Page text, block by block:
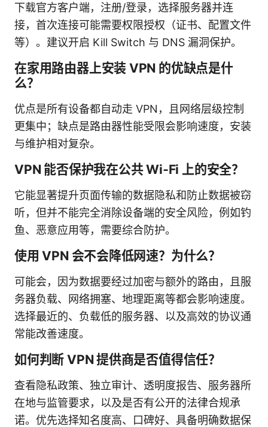
下载官方客户端，注册/登录，选择服务器并连
接，首次连接可能需要权限授权（证书、配置文件
等）。建议开启 Kill Switch 与 DNS 漏洞保护。
在家用路由器上安装 VPN 的优缺点是什
么？
优点是所有设备都自动走 VPN，且网络层级控制
更集中；缺点是路由器性能受限会影响速度，安装
与维护相对复杂。
VPN 能否保护我在公共 Wi‑Fi 上的安全？
它能显著提升页面传输的数据隐私和防止数据被窃
听，但并不能完全消除设备端的安全风险，例如钓
鱼、恶意应用等，需要综合防护。
使用 VPN 会不会降低网速？为什么？
可能会，因为数据要经过加密与额外的路由，且服
务器负载、网络拥塞、地理距离等都会影响速度。
选择最近的、负载低的服务器、以及高效的协议通
常能改善速度。
如何判断 VPN 提供商是否值得信任？
查看隐私政策、独立审计、透明度报告、服务器所
在地与监管要求，以及是否有公开的法律合规承
诺。优先选择知名度高、口碑好、具备明确数据保